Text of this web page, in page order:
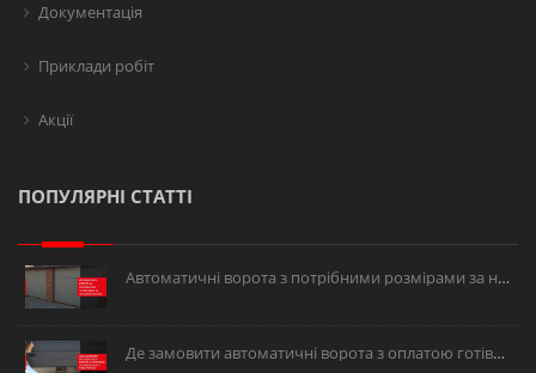
Документація
Приклади робіт
Акції
ПОПУЛЯРНІ СТАТТІ
Автоматичні ворота з потрібними розмірами за низькою ціною.
Де замовити автоматичні ворота з оплатою готівкою або в розстрочку?